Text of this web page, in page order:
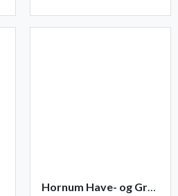
Hornum Have- og Grøntsagsgødning NPK 9-2-5